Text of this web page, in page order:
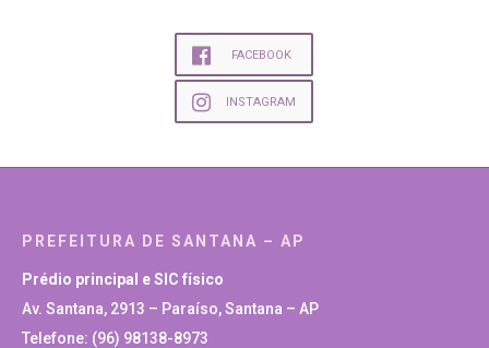
FACEBOOK
INSTAGRAM
PREFEITURA DE SANTANA – AP
Prédio principal e SIC físico
Av. Santana, 2913 – Paraíso, Santana – AP
Telefone: (96) 98138-8973